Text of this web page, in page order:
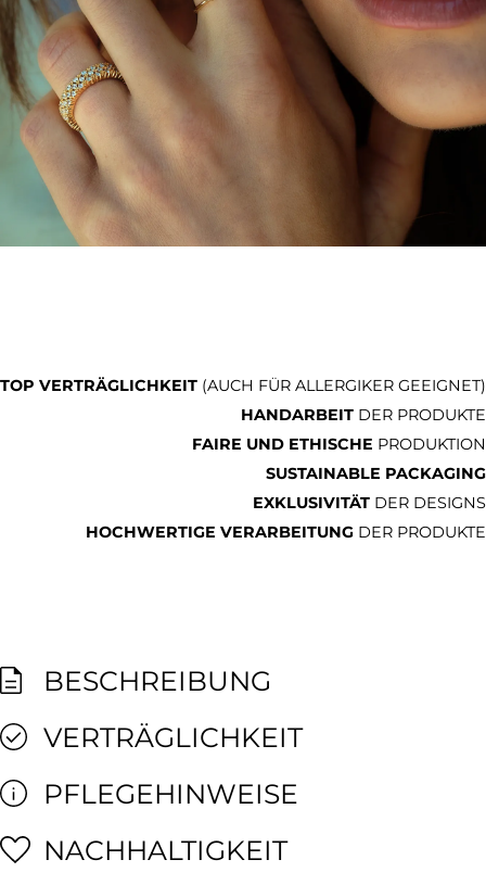
TOP VERTRÄGLICHKEIT (AUCH FÜR ALLERGIKER GEEIGNET)
HANDARBEIT DER PRODUKTE
FAIRE UND ETHISCHE PRODUKTION
SUSTAINABLE PACKAGING
EXKLUSIVITÄT DER DESIGNS
HOCHWERTIGE VERARBEITUNG DER PRODUKTE
BESCHREIBUNG
VERTRÄGLICHKEIT
PFLEGEHINWEISE
NACHHALTIGKEIT